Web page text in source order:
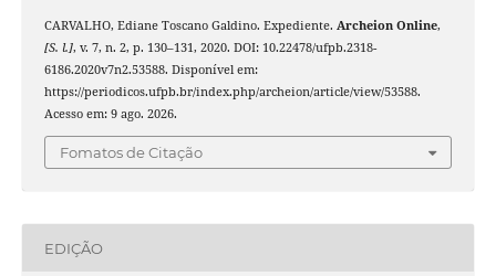
CARVALHO, Ediane Toscano Galdino. Expediente. Archeion Online,
[S. l.], v. 7, n. 2, p. 130–131, 2020. DOI: 10.22478/ufpb.2318-
6186.2020v7n2.53588. Disponível em:
https://periodicos.ufpb.br/index.php/archeion/article/view/53588.
Acesso em: 9 ago. 2026.
Fomatos de Citação
EDIÇÃO